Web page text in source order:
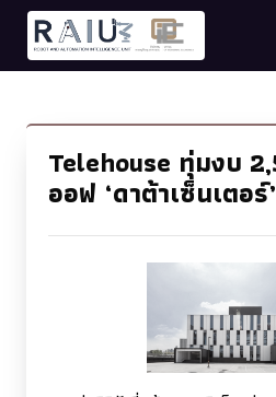
Telehouse ทุ่มงบ
ออฟ ‘ดาต้าเซ็นเตอร์